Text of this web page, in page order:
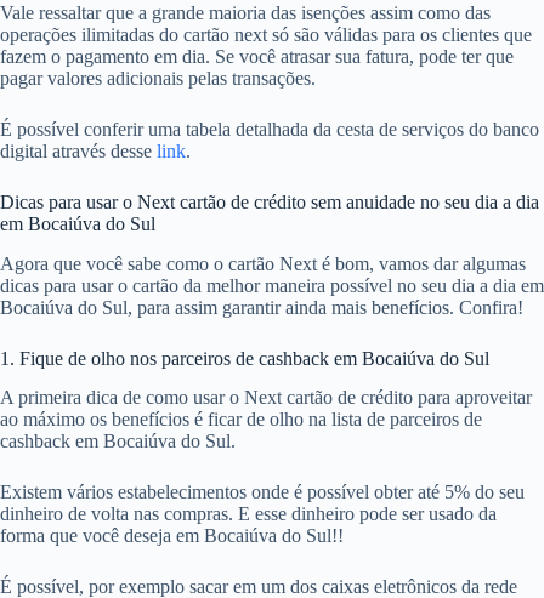
Vale ressaltar que a grande maioria das isenções assim como das
operações ilimitadas do cartão next só são válidas para os clientes que
fazem o pagamento em dia. Se você atrasar sua fatura, pode ter que
pagar valores adicionais pelas transações.
É possível conferir uma tabela detalhada da cesta de serviços do banco
digital através desse link.
Dicas para usar o Next cartão de crédito sem anuidade no seu dia a dia
em Bocaiúva do Sul
Agora que você sabe como o cartão Next é bom, vamos dar algumas
dicas para usar o cartão da melhor maneira possível no seu dia a dia em
Bocaiúva do Sul, para assim garantir ainda mais benefícios. Confira!
1. Fique de olho nos parceiros de cashback em Bocaiúva do Sul
A primeira dica de como usar o Next cartão de crédito para aproveitar
ao máximo os benefícios é ficar de olho na lista de parceiros de
cashback em Bocaiúva do Sul.
Existem vários estabelecimentos onde é possível obter até 5% do seu
dinheiro de volta nas compras. E esse dinheiro pode ser usado da
forma que você deseja em Bocaiúva do Sul!!
É possível, por exemplo sacar em um dos caixas eletrônicos da rede